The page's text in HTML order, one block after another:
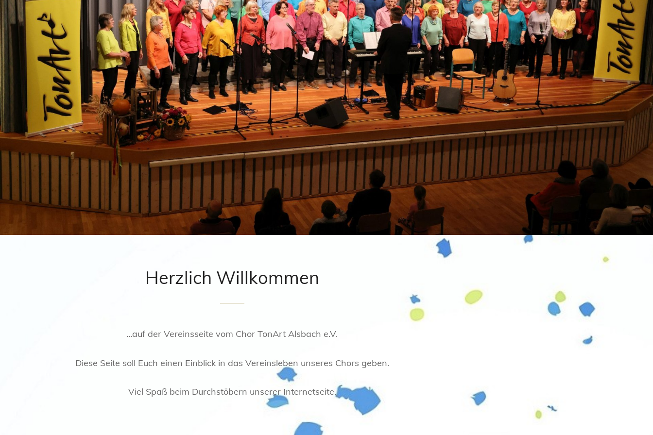
Herzlich Willkommen
…auf der Vereinsseite vom Chor TonArt Alsbach e.V.
Diese Seite soll Euch einen Einblick in das Vereinsleben unseres Chors geben.
Viel Spaß beim Durchstöbern unserer Internetseite.